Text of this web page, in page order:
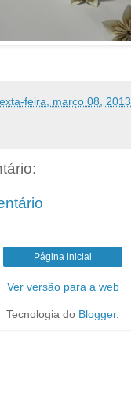
feira, março 08, 2013
Página inicial
Ver versão para a web
Tecnologia do Blogger.